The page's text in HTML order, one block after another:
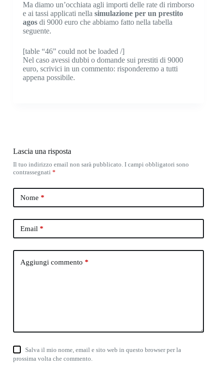
Ma diamo un’occhiata agli importi delle rate di rimborso
e ai tassi applicati nella simulazione per un prestito
agosdi 9000 euro che abbiamo fatto nella tabella
seguente.
[table “46” could not be loaded /]
Nel caso avessi dubbi o domande sui prestiti di 9000
euro, scrivici in un commento: risponderemo a tutti
appena possibile.
Lascia una risposta
Il tuo indirizzo email non sarà pubblicato. I campi obbligatori sono
contrassegnati *
Nome *
Email *
Aggiungi commento *
Salva il mio nome, email e sito web in questo browser per la
prossima volta che commento.